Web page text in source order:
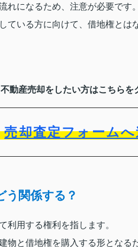
れになるため、注意が必要です。
ている方に向けて、借地権と
動産売却をしたい方はこちらを
売却査定フォーム
う関係する？
利用する権利を指します。
物と借地権を購入する形となる